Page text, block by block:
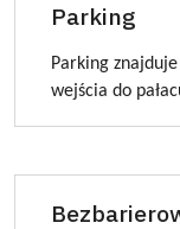
Parking
Parking znajduje
wejścia do pał